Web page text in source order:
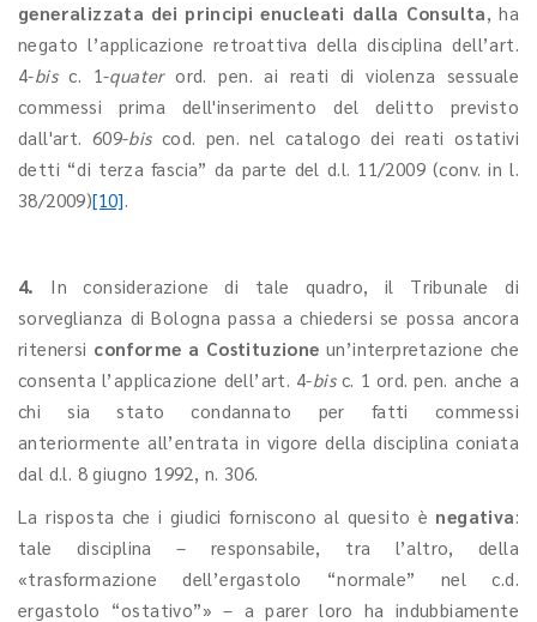
generalizzata dei principi enucleati dalla Consulta, ha
negato l’applicazione retroattiva della disciplina dell’art.
4-bisc. 1-quaterord. pen. ai reati di violenza sessuale
commessi prima dell'inserimento del delitto previsto
dall'art. 609-biscod. pen. nel catalogo dei reati ostativi
detti “di terza fascia” da parte del d.l. 11/2009 (conv. in l.
38/2009)[10].
4. In considerazione di tale quadro, il Tribunale di
sorveglianza di Bologna passa a chiedersi se possa ancora
ritenersi conforme a Costituzione un’interpretazione che
consenta l’applicazione dell’art. 4-bisc. 1 ord. pen. anche a
chi sia stato condannato per fatti commessi
anteriormente all’entrata in vigore della disciplina coniata
dal d.l. 8 giugno 1992, n. 306.
La risposta che i giudici forniscono al quesito è negativa:
tale disciplina – responsabile, tra l’altro, della
«trasformazione dell’ergastolo “normale” nel c.d.
ergastolo “ostativo”» – a parer loro ha indubbiamente